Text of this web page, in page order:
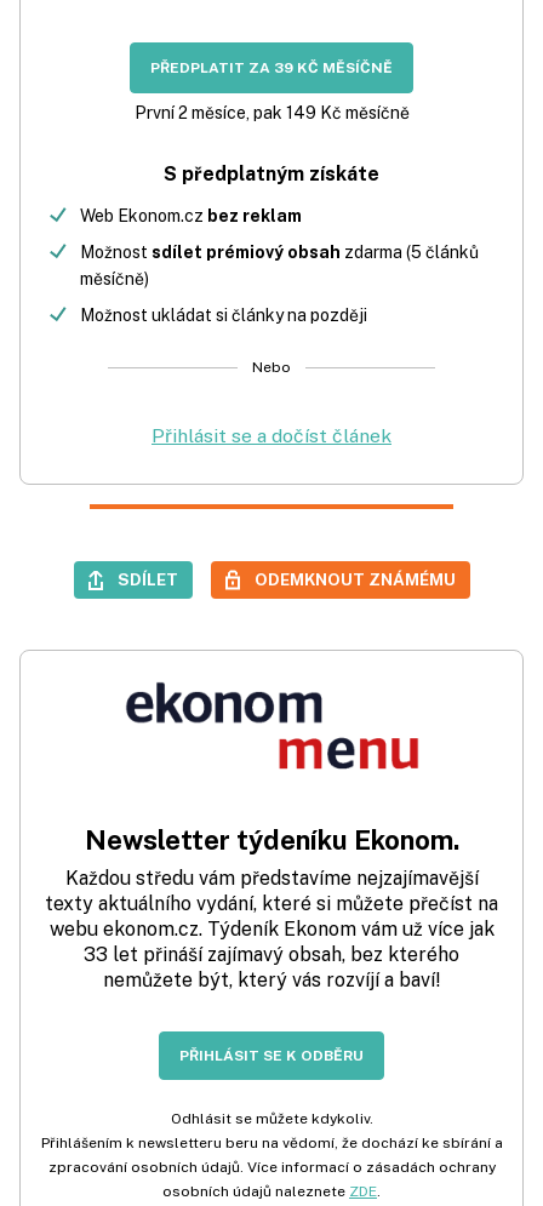
PŘEDPLATIT ZA 39 KČ MĚSÍČNĚ
První 2 měsíce, pak 149 Kč měsíčně
S předplatným získáte
Web Ekonom.cz bez reklam
Možnost sdílet prémiový obsah zdarma (5 článků
měsíčně)
Možnost ukládat si články na později
Nebo
Přihlásit se a dočíst článek
SDÍLET ODEMKNOUT ZNÁMÉMU
Newsletter týdeníku Ekonom.
Každou středu vám představíme nejzajímavější
texty aktuálního vydání, které si můžete přečíst na
webu ekonom.cz. Týdeník Ekonom vám už více jak
33 let přináší zajímavý obsah, bez kterého
nemůžete být, který vás rozvíjí a baví!
PŘIHLÁSIT SE K ODBĚRU
Odhlásit se můžete kdykoliv.
Přihlášením k newsletteru beru na vědomí, že dochází ke sbírání a
zpracování osobních údajů. Více informací o zásadách ochrany
osobních údajů naleznete ZDE.